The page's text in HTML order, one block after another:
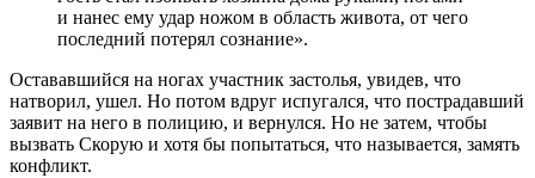
и нанес ему удар ножом в область живота, от чего
последний потерял сознание».
Остававшийся на ногах участник застолья, увидев, что
натворил, ушел. Но потом вдруг испугался, что пострадавший
заявит на него в полицию, и вернулся. Но не затем, чтобы
вызвать Скорую и хотя бы попытаться, что называется, замять
конфликт.